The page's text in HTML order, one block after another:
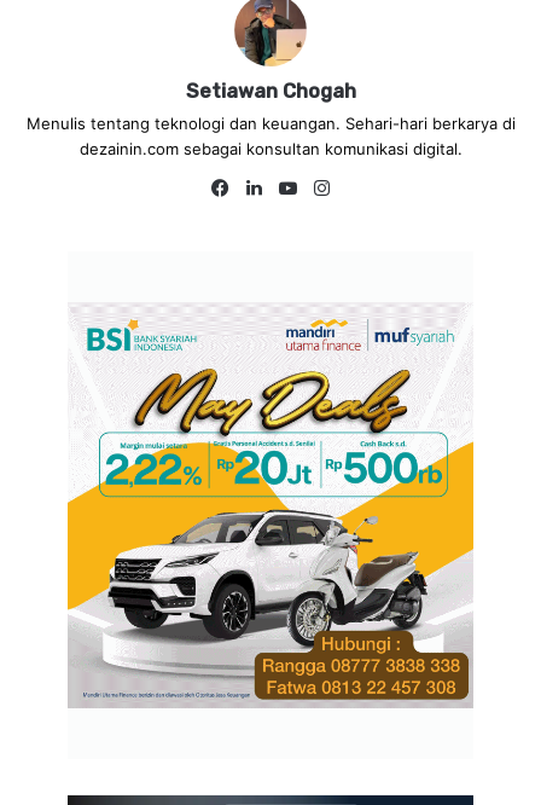
Setiawan Chogah
Menulis tentang teknologi dan keuangan. Sehari-hari berkarya di
dezainin.com sebagai konsultan komunikasi digital.
Fa
Lin
Yo